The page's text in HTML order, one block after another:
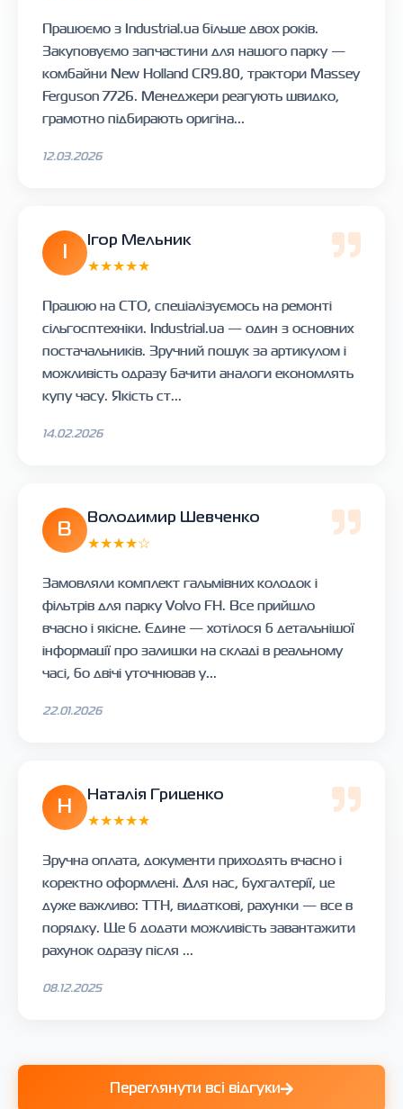
Працюємо з Industrial.ua більше двох років.
Закуповуємо запчастини для нашого парку —
комбайни New Holland CR9.80, трактори Massey
Ferguson 7726. Менеджери реагують швидко,
грамотно підбирають оригіна...
12.03.2026
Ігор Мельник
★★★★★
Працюю на СТО, спеціалізуємось на ремонті
сільгосптехніки. Industrial.ua — один з основних
постачальників. Зручний пошук за артикулом і
можливість одразу бачити аналоги економлять
купу часу. Якість ст...
14.02.2026
В
Володимир Шевченко
★★★★☆
Замовляли комплект гальмівних колодок і
фільтрів для парку Volvo FH. Все прийшло
вчасно і якісне. Єдине — хотілося б детальнішої
інформації про залишки на складі в реальному
часі, бо двічі уточнював у...
22.01.2026
Н
Наталія Гриценко
★★★★★
Зручна оплата, документи приходять вчасно і
коректно оформлені. Для нас, бухгалтерії, це
дуже важливо: ТТН, видаткові, рахунки — все в
порядку. Ще б додати можливість завантажити
рахунок одразу після ...
08.12.2025
Переглянути всі відгуки